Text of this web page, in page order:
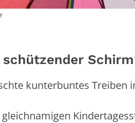
kunterbuntes Treiben